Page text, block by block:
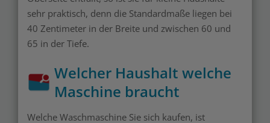
sehr praktisch, denn die Standardmaße liegen bei
40 Zentimeter in der Breite und zwischen 60 und
65 in der Tiefe.
Welcher Haushalt welche
Maschine braucht
Welche Waschmaschine Sie sich kaufen, ist